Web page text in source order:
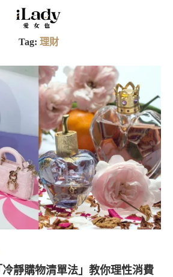
Tag: 理財
靜購物清單法」教你理性消費